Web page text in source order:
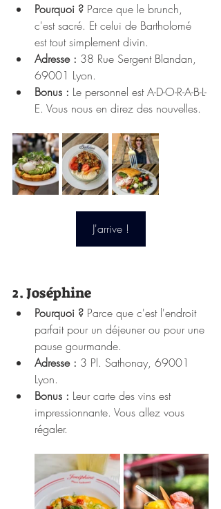
Pourquoi ? Parce que le brunch,
c'est sacré. Et celui de Bartholomé
est tout simplement divin.
Adresse : 38 Rue Sergent Blandan,
69001 Lyon.
Bonus : Le personnel est A-D-O-R-A-B-L-
E. Vous nous en direz des nouvelles.
J'arrive !
2. Joséphine
Pourquoi ? Parce que c'est l'endroit
parfait pour un déjeuner ou pour une
pause gourmande.
Adresse : 3 Pl. Sathonay, 69001
Lyon.
Bonus : Leur carte des vins est
impressionnante. Vous allez vous
régaler.